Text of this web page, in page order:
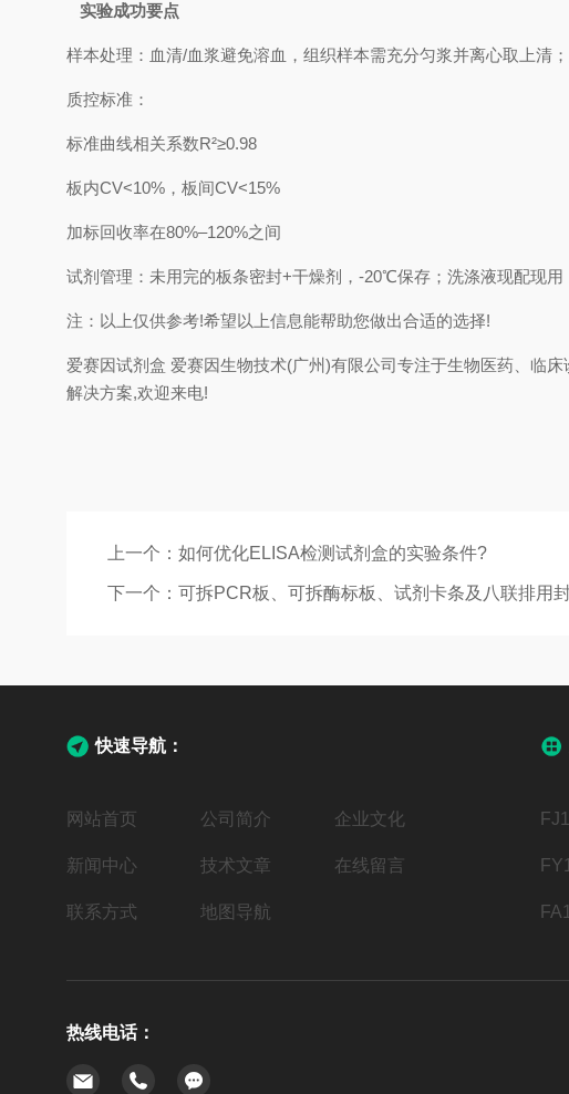
实验成功要点
样本处理‌：血清/血浆避免溶血，组织样本需充分匀浆并离心取上清
质控标准‌：
标准曲线相关系数‌R²≥0.98‌
板内CV<10%，板间CV<15%
加标回收率在80%–120%之间
试剂管理‌：未用完的板条密封+干燥剂，-20℃保存；洗涤液现配现用
注：以上仅供参考!希望以上信息能帮助您做出合适的选择!
爱赛因试剂盒 爱赛因生物技术(广州)有限公司专注于生物医药、临
解决方案,欢迎来电!
上一个： 如何优化ELISA检测试剂盒的实验条件?
下一个： 可拆PCR板、可拆酶标板、试剂卡条及八联排用
快速导航：
网站首页 公司简介 企业文化
新闻中心 技术文章 在线留言
联系方式 地图导航
热线电话：